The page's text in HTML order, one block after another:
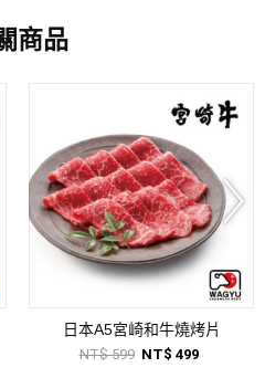
商品
日本A5宮崎和牛燒烤片
NT$ 599 NT$ 499